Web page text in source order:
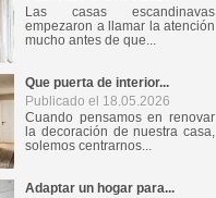
Las casas escandinavas
empezaron a llamar la atención
mucho antes de que...
Que puerta de interior...
Publicado el 18.05.2026
Cuando pensamos en renovar
la decoración de nuestra casa,
solemos centrarnos...
Adaptar un hogar para...